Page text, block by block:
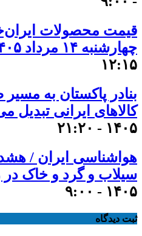
قیمت محصولات
چهارشنبه ۱۴ مرداد ۱۴۰۵
۱۲:۱۵
بنادر پاکستان به
کالاهای ایرانی تبدیل
۱۴۰۵ - ۲۱:۲۰
هواشناسی ایران /
سیلاب و گرد و خاک
۱۴۰۵ - ۹:۰۰
ثبت دیدگاه